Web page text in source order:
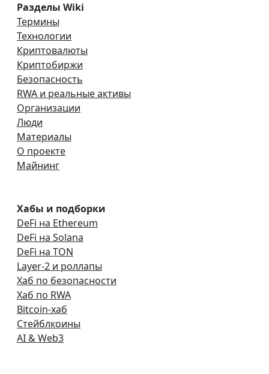
Разделы Wiki
Термины
Технологии
Криптовалюты
Криптобиржи
Безопасность
RWA и реальные активы
Организации
Люди
Материалы
О проекте
Майнинг
Хабы и подборки
DeFi на Ethereum
DeFi на Solana
DeFi на TON
Layer-2 и роллапы
Хаб по безопасности
Хаб по RWA
Bitcoin-хаб
Стейблкоины
AI & Web3